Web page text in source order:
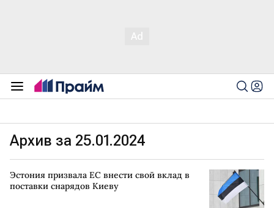
Архив за 25.01.2024
Эстония призвала ЕС внести свой вклад в
поставки снарядов Киеву